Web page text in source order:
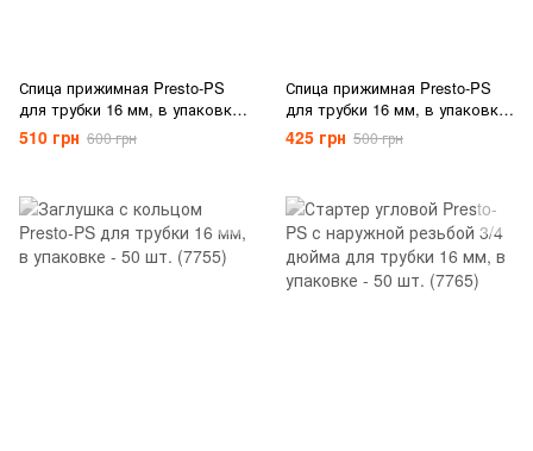
Спица прижимная Presto-PS
для трубки 16 мм, в упаковке
- 100 шт. (1615)
510 грн 600 грн
Спица прижимная Presto-PS
для трубки 16 мм, в упаковке
- 100 шт. (HS-0116)
425 грн 500 грн